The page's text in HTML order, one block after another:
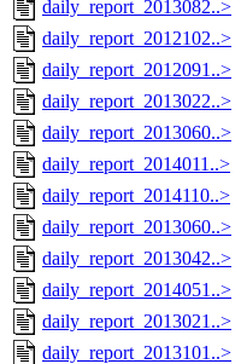
daily_report_2013082..>
daily_report_2012102..>
daily_report_2012091..>
daily_report_2013022..>
daily_report_2013060..>
daily_report_2014011..>
daily_report_2014110..>
daily_report_2013060..>
daily_report_2013042..>
daily_report_2014051..>
daily_report_2013021..>
daily_report_2013101..>